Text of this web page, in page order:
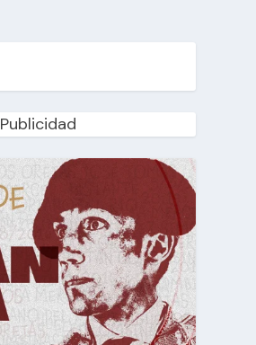
Publicidad